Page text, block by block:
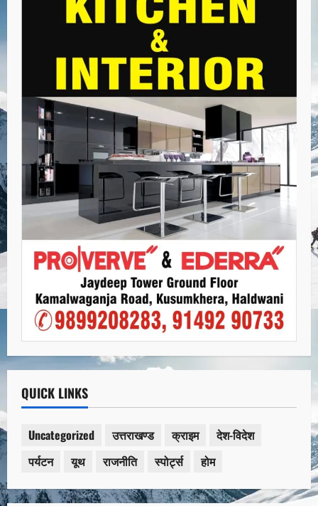
QUICK LINKS
Uncategorized उत्तराखण्ड क्राइम
देश-विदेश
पर्यटन
यूथ राजनीति स्पोर्ट्स होम